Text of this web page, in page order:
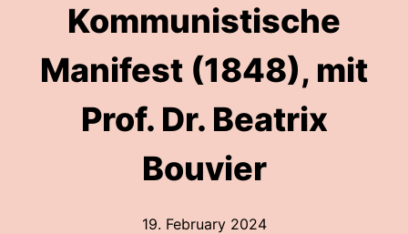
Kommunistische
Manifest (1848), mit
Prof. Dr. Beatrix
Bouvier
19. February 2024